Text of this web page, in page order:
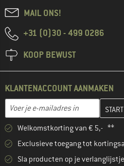
MAIL ONS!
+31 (0)30 - 499 0286
KOOP BEWUST
KLANTENACCOUNT AANMAKEN
E-mailadres
Vul je e-mailadres hier in en maak
Welkomstkorting van € 5,- **
Exclusieve toegang tot
Sla producten op je